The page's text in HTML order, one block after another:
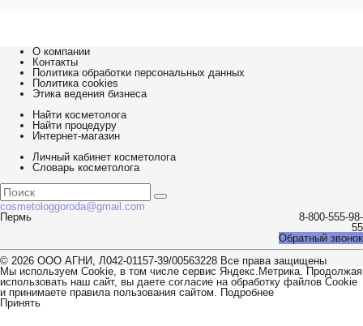
О компании
Контакты
Политика обработки персональных данных
Политика cookies
Этика ведения бизнеса
Найти косметолога
Найти процедуру
Интернет-магазин
Личный кабинет косметолога
Словарь косметолога
cosmetologgoroda@gmail.com
Пермь
8-800-555-98-
55
Обратный звонок
© 2026 ООО АГНИ, Л042-01157-39/00563228 Все права защищены
Мы используем Cookie, в том числе сервис Яндекс.Метрика. Продолжая
использовать наш сайт, вы даете согласие на обработку файлов Cookie
и принимаете правила пользования сайтом. Подробнее
Принять